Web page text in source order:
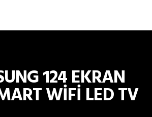
124 EKRAN
WİFİ LED TV